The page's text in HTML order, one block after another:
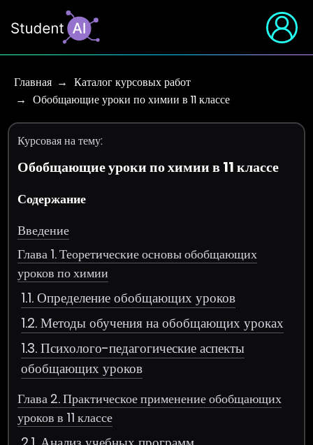
Главная
Каталог курсовых работ
Обобщающие уроки по химии в 11 классе
Курсовая на тему:
Обобщающие уроки по химии в 11 классе
Содержание
Введение
Глава 1. Теоретические основы обобщающих
уроков по химии
1.1. Определение обобщающих уроков
1.2. Методы обучения на обобщающих уроках
1.3. Психолого-педагогические аспекты
обобщающих уроков
Глава 2. Практическое применение обобщающих
уроков в 11 классе